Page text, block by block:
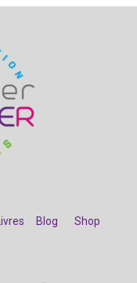
Blog
Shop